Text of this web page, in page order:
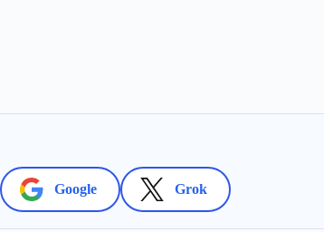
Google Grok